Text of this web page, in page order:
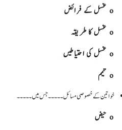
o غسل کے فرائض
o غسل کا طریقہ
o غسل کی احتیاطیں
o تیمم
خواتین کے خصوصی مسائل۔۔۔۔۔جس میں۔۔۔۔۔
o حیض